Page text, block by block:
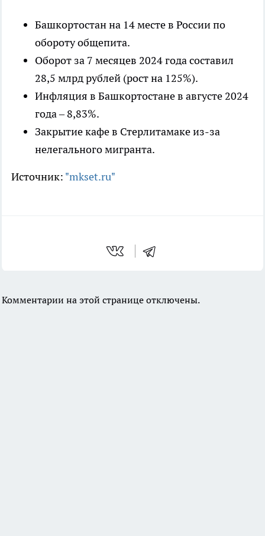
Башкортостан на 14 месте в России по
обороту общепита.
Оборот за 7 месяцев 2024 года составил
28,5 млрд рублей (рост на 125%).
Инфляция в Башкортостане в августе 2024
года – 8,83%.
Закрытие кафе в Стерлитамаке из-за
нелегального мигранта.
Источник: "mkset.ru"
Комментарии на этой странице отключены.